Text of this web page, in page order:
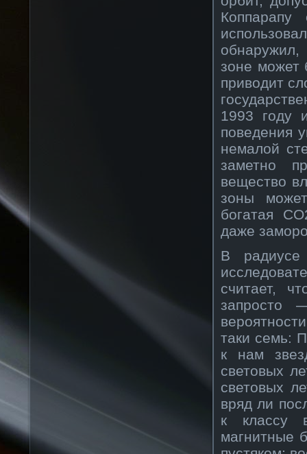
зоне может
приводит
1993 году
поведения
немалой
заметно
вещество
зоны
богатая
даже
В
считает,
запросто
таки семь:
к нам
световых
световых
вряд ли
к классу
магнитные